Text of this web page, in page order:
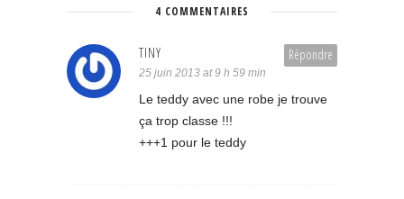
4 COMMENTAIRES
Répondre
TINY
25 juin 2013 at 9 h 59 min
Le teddy avec une robe je trouve
ça trop classe !!!
+++1 pour le teddy